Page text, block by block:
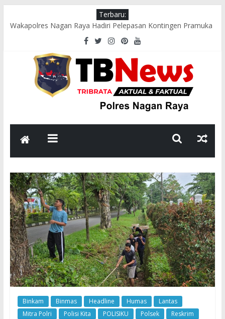
Terbaru:
Wakapolres Nagan Raya Hadiri Pelepasan Kontingen Pramuka
Menuju Cibubur di Pendopo Bupati
Polsek Seunagan Timur Gelar Pengaturan Lalu Lintas Pagi di
Lokasi Rawan Kecelakaan dan Kemacetan
Polsek Tadu Raya Sambangi Dapur MBG, Pastikan Kebersihan
dan Kelayakan Pengolahan Makanan
sambut HUT ke-81 RI, Bhabinkamtibmas Polsek Seunagan
Ajak Warga Kibarkan Bendera Merah Putih
Polsek Kuala Polres Nagan Raya Gelar Patroli dan Sosialisasi
Pencegahan Karhutla
Binkam Binmas Headline Humas
Lantas
Mitra Polri
Polisi Kita POLISIKU Polsek
Reskrim